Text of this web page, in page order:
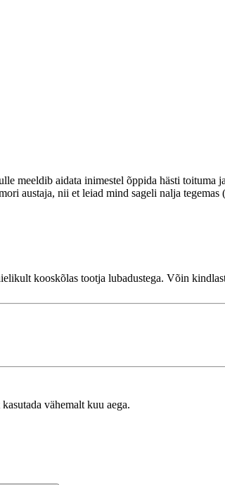
meeldib aidata inimestel õppida hästi
austaja, nii et leiad mind sageli nalja
kooskõlas tootja lubadustega. Võin
vähemalt kuu aega.